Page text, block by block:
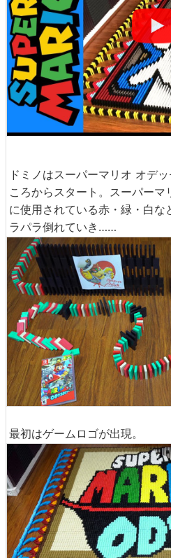
ドミノはスーパーマリオ オデ
ころからスタート。スーパー
に使用されている赤・緑・白
ラパラ倒れていき……
最初はゲームロゴが出現。